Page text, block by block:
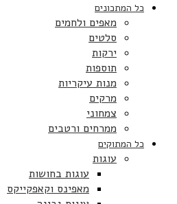
כל המתכונים
מאפים ולחמים
סלטים
ירקות
תוספות
מנות עיקריות
מרקים
צמחוני
ממרחים ורטבים
כל המתוקים
עוגות
עוגות בחושות
מאפינס וקאפקייקס